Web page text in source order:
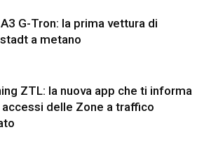
G-Tron: la prima vettura di
a metano
ZTL: la nuova app che ti informa
delle Zone a traffico